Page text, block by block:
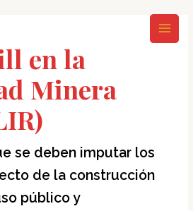
en la
Minera
se deben imputar los
de la construcción
público y